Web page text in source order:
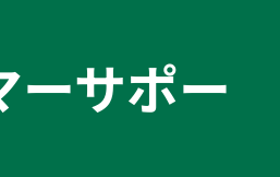
ーサポー